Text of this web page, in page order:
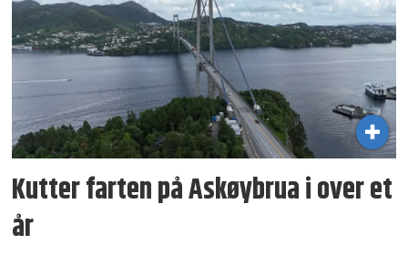
Kutter farten på Askøybrua i over et
år